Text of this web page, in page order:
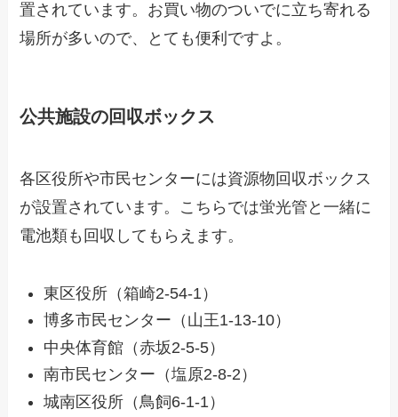
置されています。お買い物のついでに立ち寄れる
場所が多いので、とても便利ですよ。
公共施設の回収ボックス
各区役所や市民センターには資源物回収ボックス
が設置されています。こちらでは蛍光管と一緒に
電池類も回収してもらえます。
東区役所（箱崎2-54-1）
博多市民センター（山王1-13-10）
中央体育館（赤坂2-5-5）
南市民センター（塩原2-8-2）
城南区役所（鳥飼6-1-1）